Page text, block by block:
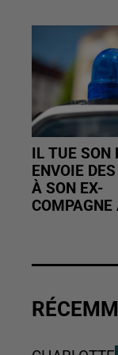
IL TUE
ENVOIE
À SON EX-
COMPAGNE